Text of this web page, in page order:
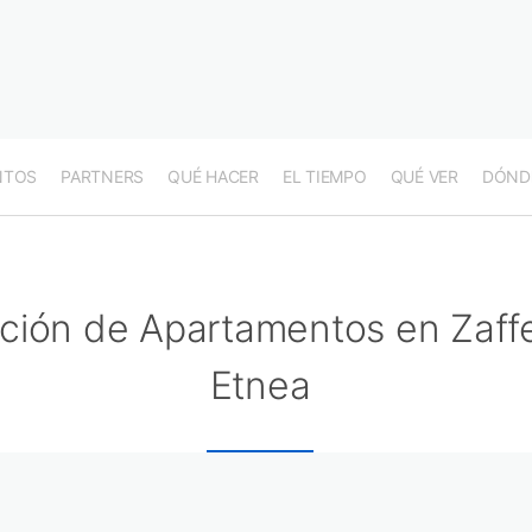
PARTNERS QUÉ HACER EL TIEMPO QUÉ VER
de Apartamentos en
Etnea